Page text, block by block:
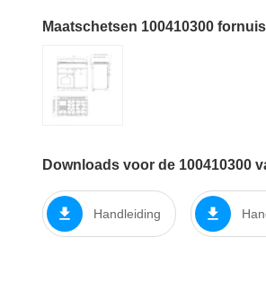
Maatschetsen 100410300 fornuis
Downloads voor de 100410300
Handleiding